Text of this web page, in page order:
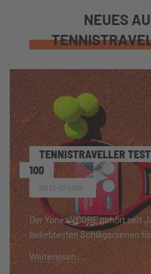
NEUES
TENNISTRAVELLER
100
ON 22-07-2026
Der Yonex VCORE gehört seit
beliebtesten Schlägerserien
Weiterlesen …